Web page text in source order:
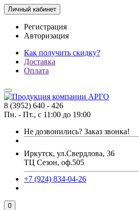
Личный кабинет
Регистрация
Авторизация
Как получить скидку?
Доставка
Оплата
8 (3952) 640 - 426
Пн. - Пт., с 11:00 до 19:00
Не дозвонились? Заказ звонка!
Иркутск, ул.Свердлова, 36
ТЦ Сезон, оф.505
+7 (924) 834-04-26
0